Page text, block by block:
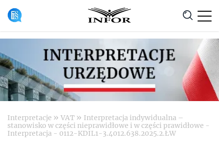
Anuluj
Interpretacje » VAT » Interpretacja indywidualna –
stanowisko w części nieprawidłowe i w części prawidłowe -
Interpretacja - 0112-KDIL1-3.4012.638.2025.2.ŁW